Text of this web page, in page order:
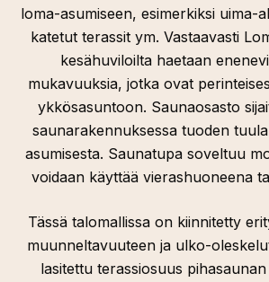
loma-asumiseen, esimerkiksi uima-
katetut terassit ym. Vastaavasti
kesähuviloilta haetaan
mukavuuksia, jotka ovat
ykkösasuntoon. Saunaosasto
saunarakennuksessa tuoden
asumisesta. Saunatupa soveltuu
voidaan käyttää vierashuoneena
Tässä talomallissa on kiinnitetty
muunneltavuuteen ja ulko-
lasitettu terassiosuus